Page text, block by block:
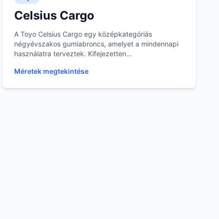
Celsius Cargo
A Toyo Celsius Cargo egy középkategóriás
négyévszakos gumiabroncs, amelyet a mindennapi
használatra terveztek. Kifejezetten
Méretek megtekintése